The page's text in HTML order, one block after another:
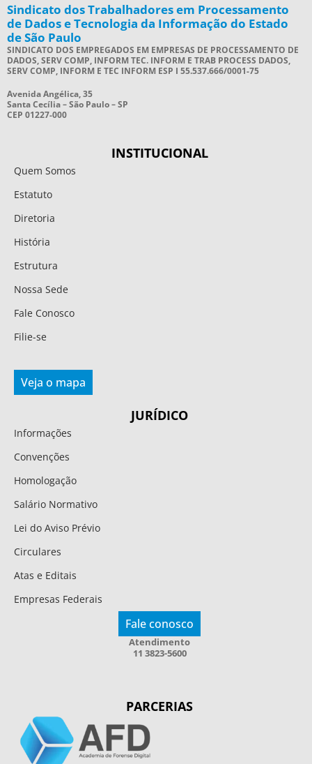
Sindicato dos Trabalhadores em Processamento
de Dados e Tecnologia da Informação do Estado
de São Paulo
SINDICATO DOS EMPREGADOS EM EMPRESAS DE PROCESSAMENTO DE
DADOS, SERV COMP, INFORM TEC. INFORM E TRAB PROCESS DADOS,
SERV COMP, INFORM E TEC INFORM ESP I 55.537.666/0001-75
Avenida Angélica, 35
Santa Cecília – São Paulo – SP
CEP 01227-000
INSTITUCIONAL
Quem Somos
Estatuto
Diretoria
História
Estrutura
Nossa Sede
Fale Conosco
Filie-se
Veja o mapa
JURÍDICO
Informações
Convenções
Homologação
Salário Normativo
Lei do Aviso Prévio
Circulares
Atas e Editais
Empresas Federais
Fale conosco
Atendimento
11 3823-5600
PARCERIAS